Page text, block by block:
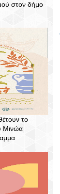
στον δήμο
το
Μινώα